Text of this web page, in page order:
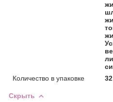
Количество в упаковке
Скрыть